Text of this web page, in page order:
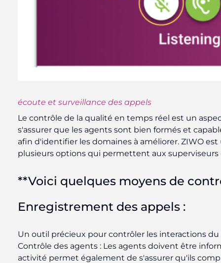
écoute et surveillance des appels
Le contrôle de la qualité en temps réel est un
s'assurer que les agents sont bien formés et
afin d'identifier les domaines à améliorer. ZIWO
plusieurs options qui permettent aux
**Voici quelques moyens de
Enregistrement des appels :
Un outil précieux pour contrôler les interactions
Contrôle des agents : Les agents doivent être
activité permet également de s'assurer qu'ils